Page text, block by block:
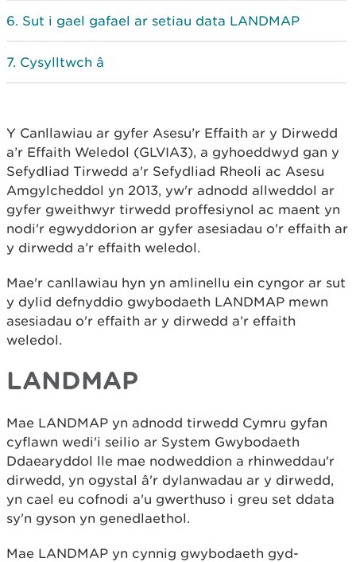
Sut i gael gafael ar setiau data LANDMAP
Cysylltwch â
Y Canllawiau ar gyfer Asesu’r Effaith ar y Dirwedd
a’r Effaith Weledol (GLVIA3), a gyhoeddwyd gan y
Sefydliad Tirwedd a'r Sefydliad Rheoli ac Asesu
Amgylcheddol yn 2013, yw'r adnodd allweddol ar
gyfer gweithwyr tirwedd proffesiynol ac maent yn
nodi'r egwyddorion ar gyfer asesiadau o'r effaith ar
y dirwedd a’r effaith weledol.
Mae'r canllawiau hyn yn amlinellu ein cyngor ar sut
y dylid defnyddio gwybodaeth LANDMAP mewn
asesiadau o'r effaith ar y dirwedd a’r effaith
weledol.
LANDMAP
Mae LANDMAP yn adnodd tirwedd Cymru gyfan
cyflawn wedi'i seilio ar System Gwybodaeth
Ddaearyddol lle mae nodweddion a rhinweddau'r
dirwedd, yn ogystal â'r dylanwadau ar y dirwedd,
yn cael eu cofnodi a'u gwerthuso i greu set ddata
sy'n gyson yn genedlaethol.
Mae LANDMAP yn cynnig gwybodaeth gyd-